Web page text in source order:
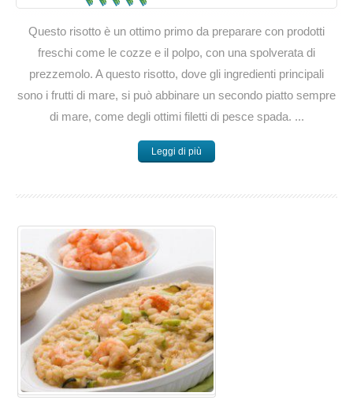
Questo risotto è un ottimo primo da preparare con prodotti
freschi come le cozze e il polpo, con una spolverata di
prezzemolo. A questo risotto, dove gli ingredienti principali
sono i frutti di mare, si può abbinare un secondo piatto sempre
di mare, come degli ottimi filetti di pesce spada. ...
Leggi di più